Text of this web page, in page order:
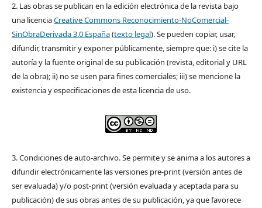
2. Las obras se publican en la edición electrónica de la revista bajo
una licenciaCreative Commons Reconocimiento-NoComercial-
SinObraDerivada 3.0 España(texto legal). Se pueden copiar, usar,
difundir, transmitir y exponer públicamente, siempre que: i) se cite la
autoría y la fuente original de su publicación (revista, editorial y URL
de la obra); ii) no se usen para fines comerciales; iii) se mencione la
existencia y especificaciones de esta licencia de uso.
3. Condiciones de auto-archivo. Se permite y se anima a los autores a
difundir electrónicamente las versiones pre-print (versión antes de
ser evaluada) y/o post-print (versión evaluada y aceptada para su
publicación) de sus obras antes de su publicación, ya que favorece